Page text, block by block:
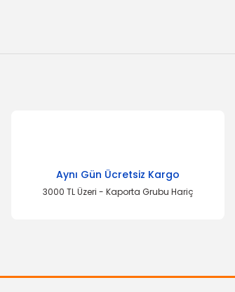
Aynı Gün Ücretsiz Kargo
3000 TL Üzeri - Kaporta Grubu Hariç